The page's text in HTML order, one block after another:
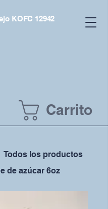
KOFC 12942
Carrito
Todos los productos
de azúcar 6oz